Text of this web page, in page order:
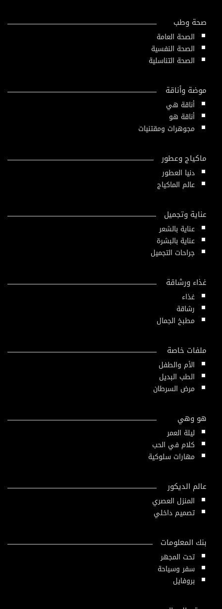
صحة وطب
الصحة العامة
الصحة النفسية
الصحة التناسلية
موضة وأناقة
أناقة هي
أناقة هو
مجوهرات ومقتنيات
ماكياج وعطور
دنيا العطور
عالم الماكياج
عناية وتجميل
عناية بالشعر
عناية بالبشرة
جراحات التجميل
غذاء ورشاقة
غذاء
رشاقة
مطبخ الجمال
ملفات خاصة
الأم والطفل
الطب البديل
مرض السرطان
هو وهي
ليلة العمر
كلام في الحب
مهارات سلوكية
عالم الديكور
المنزل العصري
تصميم داخلي
بنك المعلومات
تحت المجهر
سفر وسياحة
بروفايل